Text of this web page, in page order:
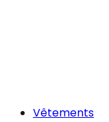
Vêtements